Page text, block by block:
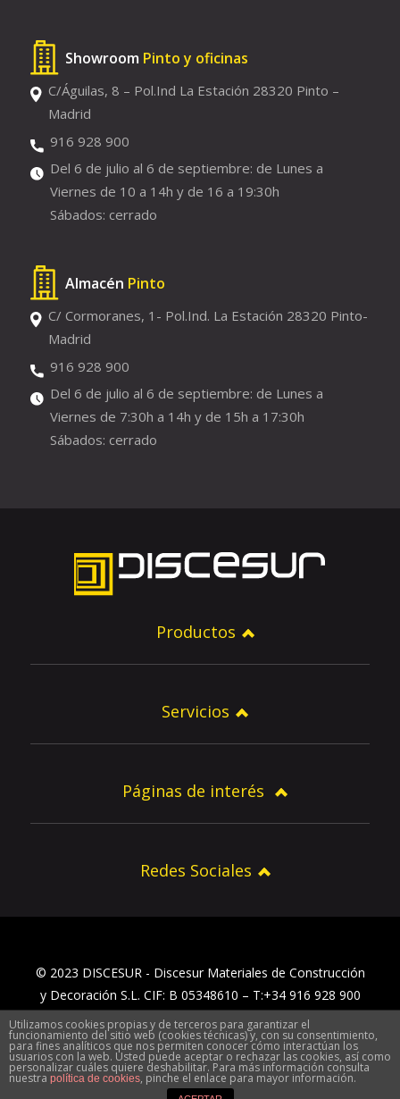
Showroom Pinto y oficinas
C/Águilas, 8 – Pol.Ind La Estación 28320 Pinto –
Madrid
916 928 900
Del 6 de julio al 6 de septiembre: de Lunes a
Viernes de 10 a 14h y de 16 a 19:30h
Sábados: cerrado
Almacén Pinto
C/ Cormoranes, 1- Pol.Ind. La Estación 28320 Pinto-
Madrid
916 928 900
Del 6 de julio al 6 de septiembre: de Lunes a
Viernes de 7:30h a 14h y de 15h a 17:30h
Sábados: cerrado
Productos
Servicios
Páginas de interés
Redes Sociales
© 2023 DISCESUR - Discesur Materiales de Construcción
y Decoración S.L. CIF: B 05348610 – T:+34 916 928 900
Inicio
Aviso Legal y política de privacidad
Sobre Discesur
Contacto Discesur Localización
Utilizamos cookies propias y de terceros para garantizar el
funcionamiento del sitio web (cookies técnicas) y, con su consentimiento,
para fines analíticos que nos permiten conocer cómo interactúan los
usuarios con la web. Usted puede aceptar o rechazar las cookies, así como
personalizar cuáles quiere deshabilitar. Para más información consulta
nuestra política de cookies, pinche el enlace para mayor información.